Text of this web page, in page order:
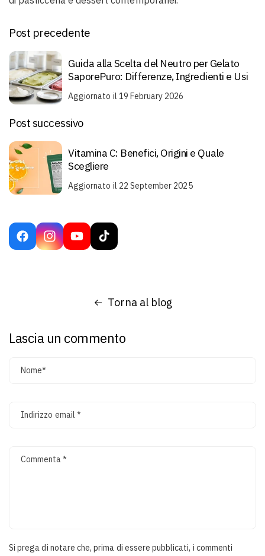
Post precedente
Guida alla Scelta del Neutro per Gelato
SaporePuro: Differenze, Ingredienti e Usi
Aggiornato il 19 February 2026
Post successivo
Vitamina C: Benefici, Origini e Quale
Scegliere
Aggiornato il 22 September 2025
FacebookInstagramYouTubeTikTok
Torna al blog
Lascia un commento
Nome*
Indirizzo email *
Commenta*
Si prega di notare che, prima di essere pubblicati, i commenti